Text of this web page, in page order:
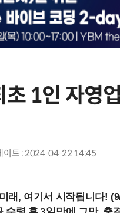
초 1인 자영
이트 : 2024-04-22 14:45
래, 여기서 시작됩니다!